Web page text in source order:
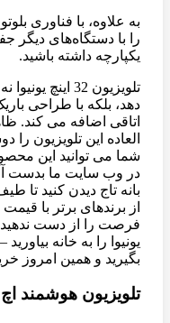
به علاوه، با فناوری
را با دستگاه‌های دیگر
یکپارچه داشته باشید.
تلویزیون 32
دهد، بلکه با طراحی
اتاقی اضافه می کند.
العاده این تلویزیون
شما می توانید این
در وب سایت ما بدست
بانه تاج دیدن کنید تا
از برندهای برتر با
یونیوا را به خانه
بگیرید و همین امروز
تلویزیون هوشمند اچ